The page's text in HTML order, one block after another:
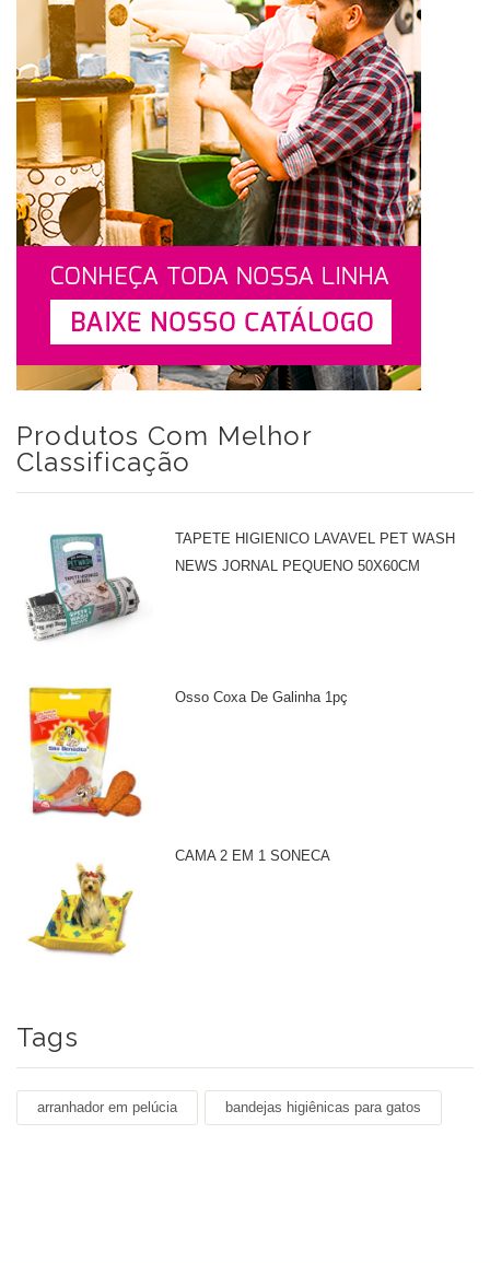
Produtos Com Melhor
Classificação
TAPETE HIGIENICO LAVAVEL PET WASH
NEWS JORNAL PEQUENO 50X60CM
Osso Coxa De Galinha 1pç
CAMA 2 EM 1 SONECA
Tags
arranhador em pelúcia bandejas higiênicas para gatos